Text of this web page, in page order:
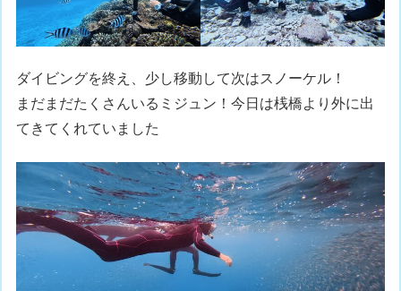
ダイビングを終え、少し移動して次はスノーケル！
まだまだたくさんいるミジュン！今日は桟橋より外に出
てきてくれていました